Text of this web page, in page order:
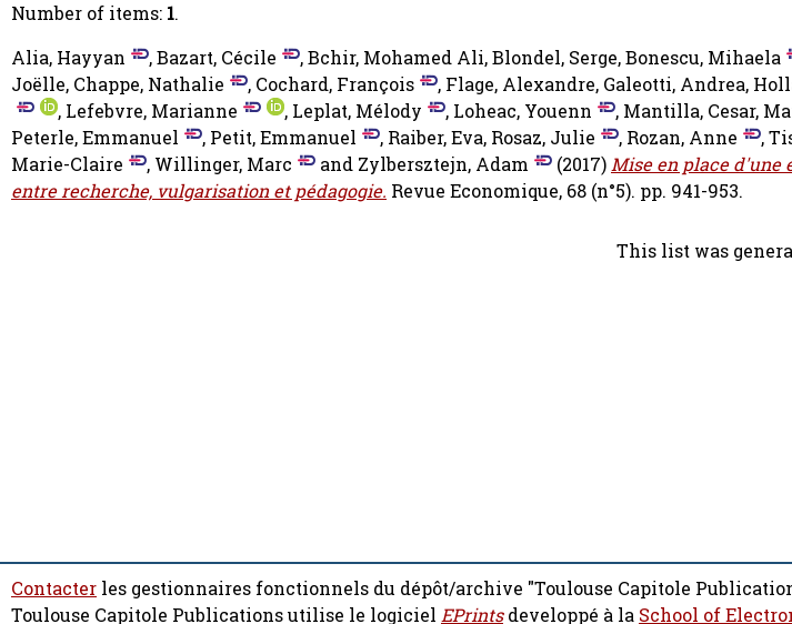
Number of items: 1.
Alia, Hayyan
,Bazart, Cécile ,Bchir, Mohamed Ali,Blondel, Serge,Bonescu, Mihaela
Joëlle, Chappe, Nathalie , Cochard, François , Flage, Alexandre, Galeotti, Andrea,
, Lefebvre, Marianne , Leplat, Mélody , Loheac, Youenn , Mantilla, Cesar,
Peterle, Emmanuel
, Petit, Emmanuel , Raiber, Eva, Rosaz, Julie , Rozan, Anne ,
Marie-Claire
, Willinger, Marc and Zylbersztejn, Adam (2017)Mise en place d'une
entre recherche, vulgarisation et pédagogie. Revue Economique, 68 (n°5). pp. 941-953.
This list was
Contacter les gestionnaires fonctionnels du dépôt/archive "Toulouse Capitole
Toulouse Capitole Publications utilise le logiciel EPrintsdeveloppé à la School of